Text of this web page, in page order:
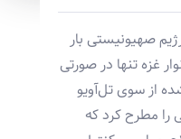
صهیونیستی بار
غزه تنها در صورتی
از سوی تل‌آویو
را مطرح کرد که